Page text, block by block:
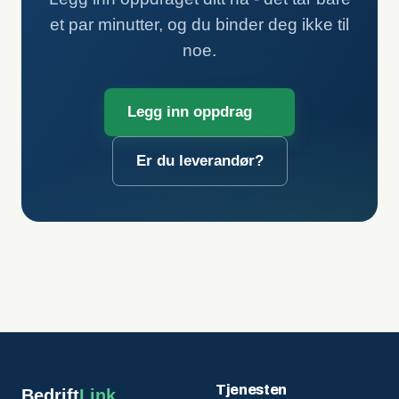
et par minutter, og du binder deg ikke til
noe.
Legg inn oppdrag
Er du leverandør?
Tjenesten